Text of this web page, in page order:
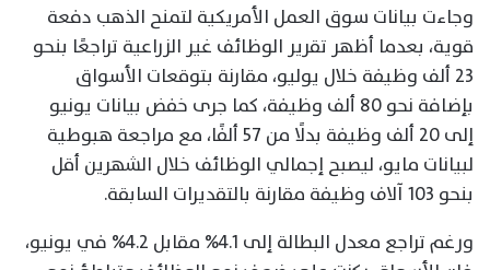
وجاءت بيانات سوق العمل الأمريكية لتمنح الذهب دفعة
قوية، بعدما أظهر تقرير الوظائف غير الزراعية تراجعًا بنحو
23 ألف وظيفة خلال يوليو، مقارنة بتوقعات الأسواق
بإضافة نحو 80 ألف وظيفة، كما جرى خفض بيانات يونيو
إلى 20 ألف وظيفة بدلًا من 57 ألفًا، مع مراجعة هبوطية
لبيانات مايو، ليصبح إجمالي الوظائف خلال الشهرين أقل
بنحو 103 آلاف وظيفة مقارنة بالتقديرات السابقة.
ورغم تراجع معدل البطالة إلى 4.1% مقابل 4.2% في يونيو،